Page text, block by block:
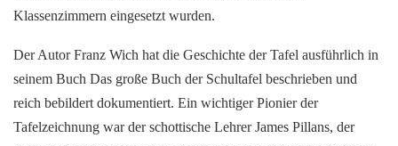
Klassenzimmern eingesetzt wurden.
Der Autor Franz Wich hat die Geschichte der Tafel ausführlich in
seinem Buch Das große Buch der Schultafel beschrieben und
reich bebildert dokumentiert. Ein wichtiger Pionier der
Tafelzeichnung war der schottische Lehrer James Pillans, der